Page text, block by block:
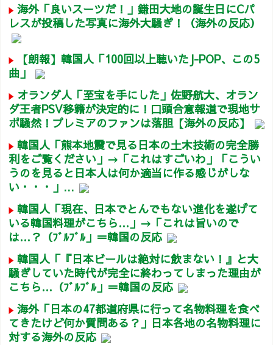
海外「良いスーツだ！」鎌田大地の誕生日にCパ
レスが投稿した写真に海外大騒ぎ！（海外の反応）
【朗報】韓国人「100回以上聴いたJ-POP、この5
曲」
オランダ人「至宝を手にした」佐野航大、オラン
ダ王者PSV移籍が決定的に！口頭合意報道で現地サ
ポ騒然！プレミアのファンは落胆【海外の反応】
韓国人「熊本地震で見る日本の土木技術の完全勝
利をご覧ください」→「これはすごいわ」「こうい
うのを見ると日本人は何か適当に作る感じがしな
い・・・」...
韓国人「現在、日本でとんでもない進化を遂げて
いる韓国料理がこちら…」→「これは旨いので
は…？（ﾌﾞﾙﾌﾞﾙ」＝韓国の反応
韓国人「『日本ビールは絶対に飲まない！』と大
騒ぎしていた時代が完全に終わってしまった理由が
こちら…（ﾌﾞﾙﾌﾞﾙ」＝韓国の反応
海外「日本の47都道府県に行って名物料理を食べ
てきたけど何か質問ある？」日本各地の名物料理に
対する海外の反応